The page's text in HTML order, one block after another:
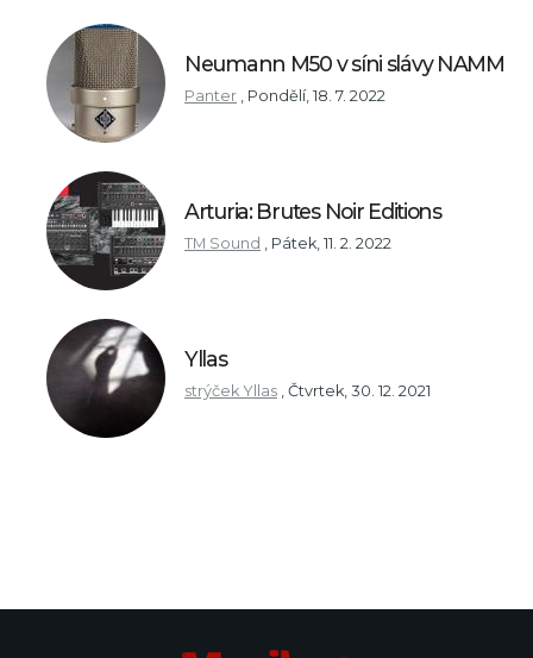
Neumann M50 v síni slávy NAMM
Panter , Pondělí, 18. 7. 2022
Arturia: Brutes Noir Editions
TM Sound , Pátek, 11. 2. 2022
Yllas
strýček Yllas , Čtvrtek, 30. 12. 2021